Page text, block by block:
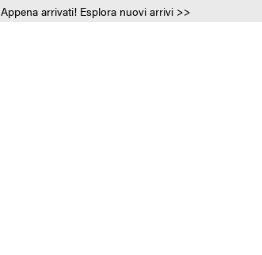
Appena arrivati! Esplora nuovi arrivi >>